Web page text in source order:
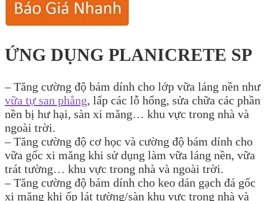
ỨNG DỤNG PLANICRETE SP
– Tăng cường độ bám dính cho lớp vữa láng nền như
vữa tự san phẳng, lấp các lỗ hổng, sửa chữa các phần
nền bị hư hại, sàn xi măng… khu vực trong nhà và
ngoài trời.
– Tăng cường độ cơ học và cường độ bám dính cho
vữa gốc xi măng khi sử dụng làm vữa láng nền, vữa
trát tường… khu vực trong nhà và ngoài trời.
– Tăng cường độ bám dính cho keo dán gạch đá gốc
xi măng khi ốp lát tường/sàn khu vực trong nhà và